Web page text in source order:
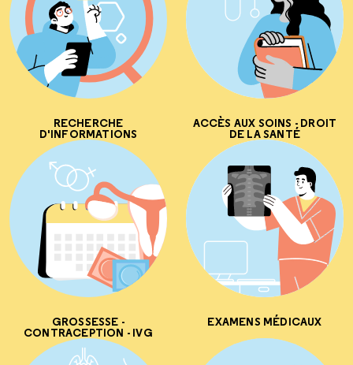
RECHERCHE
D'INFORMATIONS
ACCÈS AUX SOINS - DROIT
DE LA SANTÉ
GROSSESSE -
CONTRACEPTION - IVG
EXAMENS MÉDICAUX